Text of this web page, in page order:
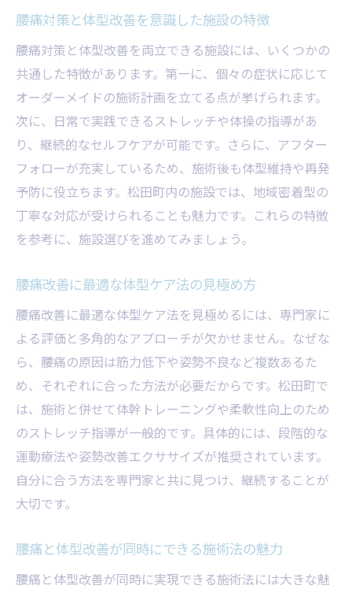
腰痛対策と体型改善を意識した施設の特徴
腰痛対策と体型改善を両立できる施設には、いくつかの
共通した特徴があります。第一に、個々の症状に応じて
オーダーメイドの施術計画を立てる点が挙げられます。
次に、日常で実践できるストレッチや体操の指導があ
り、継続的なセルフケアが可能です。さらに、アフター
フォローが充実しているため、施術後も体型維持や再発
予防に役立ちます。松田町内の施設では、地域密着型の
丁寧な対応が受けられることも魅力です。これらの特徴
を参考に、施設選びを進めてみましょう。
腰痛改善に最適な体型ケア法の見極め方
腰痛改善に最適な体型ケア法を見極めるには、専門家に
よる評価と多角的なアプローチが欠かせません。なぜな
ら、腰痛の原因は筋力低下や姿勢不良など複数あるた
め、それぞれに合った方法が必要だからです。松田町で
は、施術と併せて体幹トレーニングや柔軟性向上のため
のストレッチ指導が一般的です。具体的には、段階的な
運動療法や姿勢改善エクササイズが推奨されています。
自分に合う方法を専門家と共に見つけ、継続することが
大切です。
腰痛と体型改善が同時にできる施術法の魅力
腰痛と体型改善が同時に実現できる施術法には大きな魅